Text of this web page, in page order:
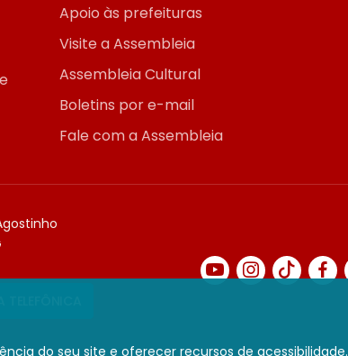
do seu site e oferecer recursos de acessibilidade.
Apoio às prefeituras
Visite a Assembleia
Assembleia Cultural
Boletins por e-mail
Fale com a Assembleia